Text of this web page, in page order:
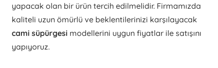
yapacak olan bir ürün tercih edilmelidir. Firmamızda
kaliteli uzun ömürlü ve beklentilerinizi karşılayacak
cami süpürgesi modellerini uygun fiyatlar ile satışını
yapıyoruz.